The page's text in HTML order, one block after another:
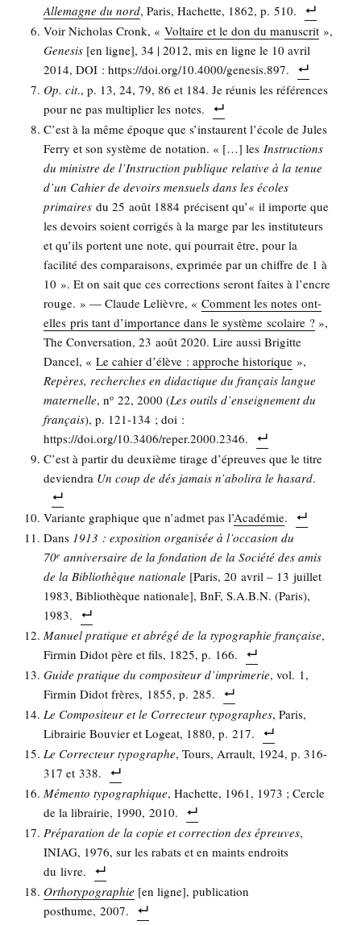
Alle­magne du nord, Paris, Hachette, 1862, p. 510.
Voir Nicho­las Cronk, «Vol­taire et le don du manus­crit »,
Gene­sis [en ligne], 34 | 2012, mis en ligne le 10 avril
2014, DOI : https://doi.org/10.4000/genesis.897.
Op. cit., p. 13, 24, 79, 86 et 184. Je réunis les réfé­rences
pour ne pas mul­ti­plier les notes.
C’est à la même époque que s’ins­taurent l’é­cole de Jules
Fer­ry et son sys­tème de nota­tion. « […] les Ins­truc­tions
du ministre de l’Instruction publique rela­tive à la tenue
d’un Cahier de devoirs men­suels dans les écoles
pri­maires du 25 août 1884 pré­cisent qu’« il importe que
les devoirs soient cor­ri­gés à la marge par les ins­ti­tu­teurs
et qu’ils portent une note, qui pour­rait être, pour la
faci­li­té des com­pa­rai­sons, expri­mée par un chiffre de 1 à
10 ». Et on sait que ces cor­rec­tions seront faites à l’encre
rouge. » — Claude Lelièvre, «Com­ment les notes ont-
elles pris tant d’importance dans le sys­tème sco­laire ? »,
The Conver­sa­tion, 23 août 2020. Lire aus­si Bri­gitte
Dan­cel, «Le cahier d’é­lève : approche his­to­rique »,
Repères, recherches en didac­tique du fran­çais langue
mater­nelle, no 22, 2000 (Les outils d’en­sei­gne­ment du
fran­çais), p. 121-134 ; doi :
https://doi.org/10.3406/reper.2000.2346.
C’est à par­tir du deuxième tirage d’é­preuves que le titre
devien­dra Un coup de dés jamais n’a­bo­li­ra le hasard.
Variante gra­phique que n’ad­met pas l’Aca­dé­mie.
Dans 1913 : expo­si­tion orga­ni­sée à l’oc­ca­sion du
70e anni­ver­saire de la fon­da­tion de la Socié­té des amis
de la Biblio­thèque natio­nale [Paris, 20 avril – 13 juillet
1983, Biblio­thèque natio­nale], BnF, S.A.B.N. (Paris),
1983.
Manuel pra­tique et abré­gé de la typo­gra­phie fran­çaise,
Fir­min Didot père et fils, 1825, p. 166.
Guide pra­tique du com­po­si­teur d’im­pri­me­rie, vol. 1,
Fir­min Didot frères, 1855, p. 285.
Le Com­po­si­teur et le Cor­rec­teur typo­graphes, Paris,
Librai­rie Bou­vier et Logeat, 1880, p. 217.
Le Cor­rec­teur typo­graphe, Tours, Arrault, 1924, p. 316-
317 et 338.
Mémen­to typo­gra­phique, Hachette, 1961, 1973 ; Cercle
de la librai­rie, 1990, 2010.
Pré­pa­ra­tion de la copie et cor­rec­tion des épreuves,
INIAG, 1976, sur les rabats et en maints endroits
du livre.
Ortho­ty­po­gra­phie [en ligne], publi­ca­tion
post­hume, 2007.